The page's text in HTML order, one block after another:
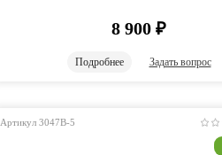
8 900 ₽
Подробнее Задать вопрос
Артикул 3047B-5